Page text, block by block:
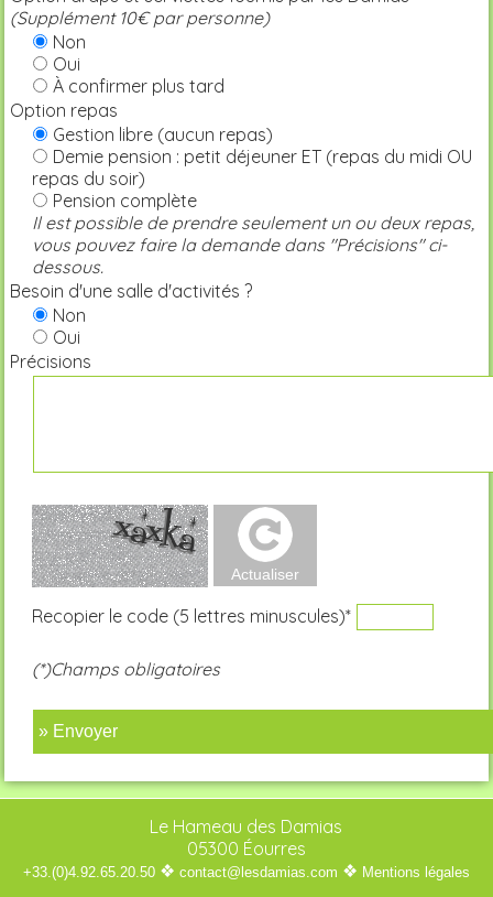
(Supplément 10€ par personne)
Non
Oui
À confirmer plus tard
Option repas
Gestion libre (aucun repas)
Demie pension : petit déjeuner ET (repas du midi OU
repas du soir)
Pension complète
Il est possible de prendre seulement un ou deux repas,
vous pouvez faire la demande dans "Précisions" ci-
dessous.
Besoin d'une salle d'activités ?
Non
Oui
Précisions
Recopier le code (5 lettres minuscules)*
(*)Champs obligatoires
» Envoyer
Le Hameau des Damias
05300 Éourres
+33.(0)4.92.65.20.50 ❖ contact@lesdamias.com ❖ Mentions légales